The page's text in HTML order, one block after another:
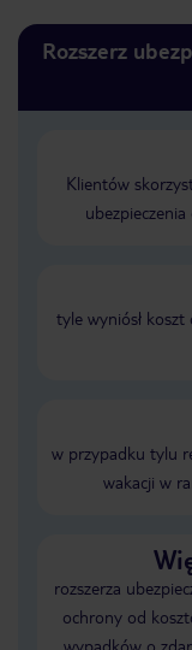
Rozszerz
Klientów
tyle wyniósł
w przypadku tylu
wakacji w
rozszerza
ochrony od
wypadków o